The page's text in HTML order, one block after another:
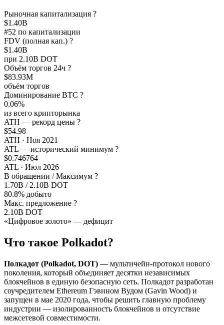
Рыночная капитализация ?
$1.40B
#52 по капитализации
FDV (полная кап.) ?
$1.40B
при 2.10B DOT
Объём торгов 24ч ?
$83.93M
объём торгов
Доминирование BTC ?
0.06%
из всего крипторынка
ATH — рекорд цены ?
$54.98
ATH · Ноя 2021
ATL — исторический минимум ?
$0.746764
ATL · Июл 2026
В обращении / Максимум ?
1.70B / 2.10B DOT
80.8% добыто
Макс. предложение ?
2.10B DOT
«Цифровое золото» — дефицит
Что такое Polkadot?
Полкадот (Polkadot, DOT) — мультичейн-протокол нового
поколения, который объединяет десятки независимых
блокчейнов в единую безопасную сеть. Полкадот разработан
соучредителем Ethereum Гэвином Вудом (Gavin Wood) и
запущен в мае 2020 года, чтобы решить главную проблему
индустрии — изолированность блокчейнов и отсутствие
межсетевой совместимости.